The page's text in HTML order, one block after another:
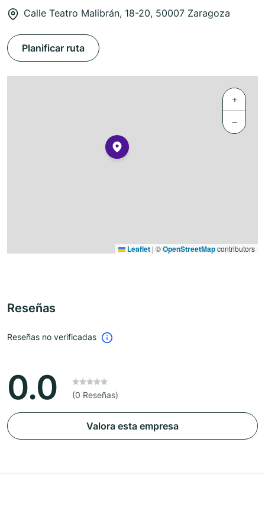
Calle Teatro Malibrán, 18-20, 50007 Zaragoza
Planificar ruta
+
−
Leaflet | ©OpenStreetMapcontributors
Reseñas
Reseñas no verificadas
0.0 (0 Reseñas)
Valora esta empresa